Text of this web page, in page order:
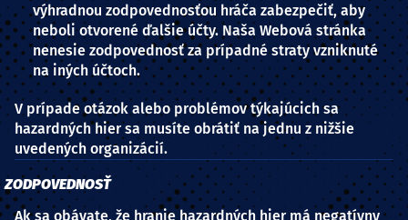
výhradnou zodpovednosťou hráča zabezpečiť, aby
neboli otvorené ďalšie účty. Naša Webová stránka
nenesie zodpovednosť za prípadné straty vzniknuté
na iných účtoch.
V prípade otázok alebo problémov týkajúcich sa
hazardných hier sa musíte obrátiť na jednu z nižšie
uvedených organizácií.
ZODPOVEDNOSŤ
Ak sa obávate, že hranie hazardných hier má negatívny